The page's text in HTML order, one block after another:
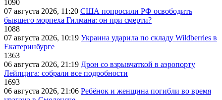
1090
07 августа 2026, 11:20 США попросили РФ освободить
бывшего морпеха Гилмана: он при смерти?
1088
07 августа 2026, 10:19 Украина ударила по складу Wildberries в
Екатеринбурге
1363
06 августа 2026, 21:19 Дрон со взрывчаткой в аэропорту
Лейпцига: собрали все подробности
1693
06 августа 2026, 21:06 Ребёнок и женщина погибли во время